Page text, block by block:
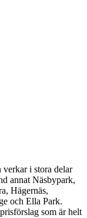
verkar i stora delar
annat Näsbypark,
Hägernäs,
och Ella Park.
som är helt